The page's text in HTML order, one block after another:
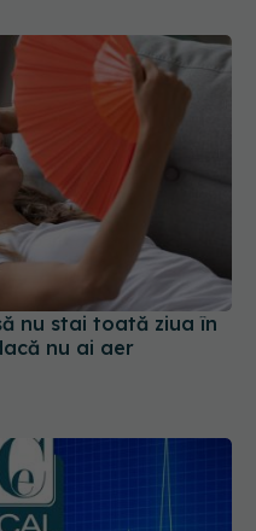
nu stai toată ziua în
nu ai aer